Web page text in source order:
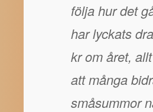
följa hur det
har lyckats
kr om året,
att många
småsummor